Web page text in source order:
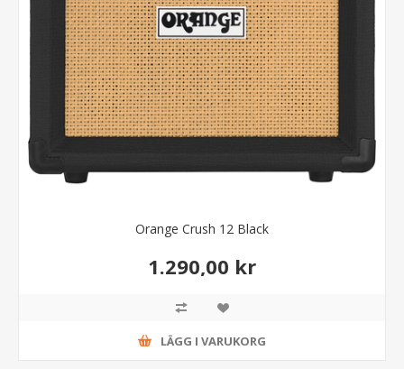
Orange Crush 12 Black
1.290,00 kr
LÄGG I VARUKORG